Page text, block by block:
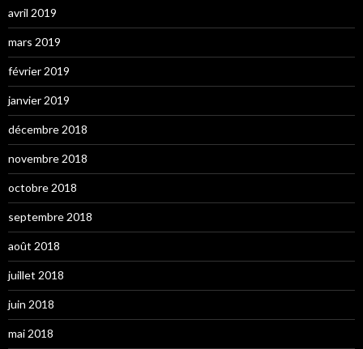
avril 2019
mars 2019
février 2019
janvier 2019
décembre 2018
novembre 2018
octobre 2018
septembre 2018
août 2018
juillet 2018
juin 2018
mai 2018